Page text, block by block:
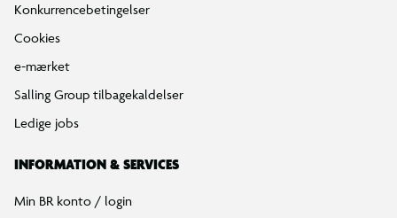
Konkurrencebetingelser
Cookies
e-mærket
Salling Group tilbagekaldelser
Ledige jobs
INFORMATION & SERVICES
Min BR konto / login